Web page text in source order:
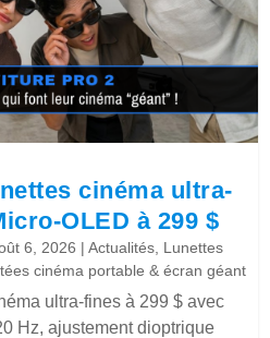
cinéma ultra-
OLED à 299 $
6, 2026 |Actualités Lunettes
cinéma portable & écran géant
ultra-fines à 299 $ avec
Hz, ajustement dioptrique